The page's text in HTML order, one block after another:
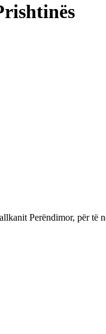
Perëndimor, për të